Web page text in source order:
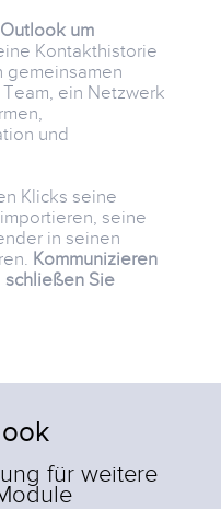
um
Kontakthistorie
gemeinsamen
ein Netzwerk
und
Klicks seine
seine
in seinen
Kommunizieren
schließen Sie
für weitere